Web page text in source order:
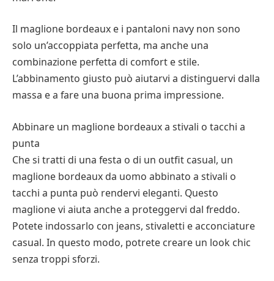
Il maglione bordeaux e i pantaloni navy non sono
solo un’accoppiata perfetta, ma anche una
combinazione perfetta di comfort e stile.
L’abbinamento giusto può aiutarvi a distinguervi dalla
massa e a fare una buona prima impressione.
Abbinare un maglione bordeaux a stivali o tacchi a
punta
Che si tratti di una festa o di un outfit casual, un
maglione bordeaux da uomo abbinato a stivali o
tacchi a punta può rendervi eleganti. Questo
maglione vi aiuta anche a proteggervi dal freddo.
Potete indossarlo con jeans, stivaletti e acconciature
casual. In questo modo, potrete creare un look chic
senza troppi sforzi.